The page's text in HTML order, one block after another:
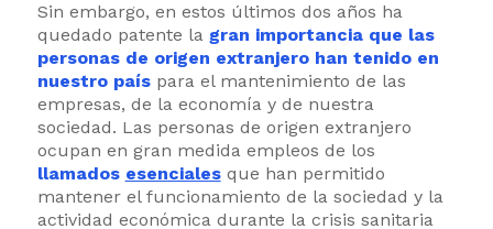
Sin embargo, en estos últimos dos años ha
quedado patente la gran importancia que las
personas de origen extranjero han tenido en
nuestro país para el mantenimiento de las
empresas, de la economía y de nuestra
sociedad. Las personas de origen extranjero
ocupan en gran medida empleos de los
llamados esencialesque han permitido
mantener el funcionamiento de la sociedad y la
actividad económica durante la crisis sanitaria